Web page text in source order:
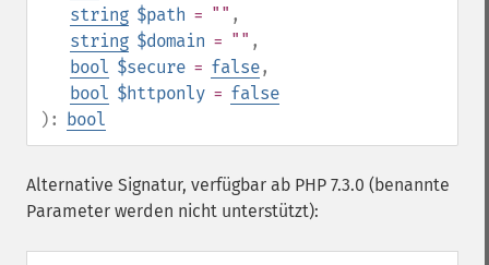
string $path = "" ,
string $domain = "" ,
bool $secure = false,
bool $httponly = false
): bool
Alternative Signatur, verfügbar ab PHP 7.3.0 (benannte
Parameter werden nicht unterstützt):